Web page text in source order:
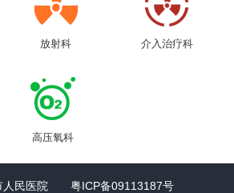
放射科 介入治疗科
高压氧科
人民医院 粤ICP备09113187号